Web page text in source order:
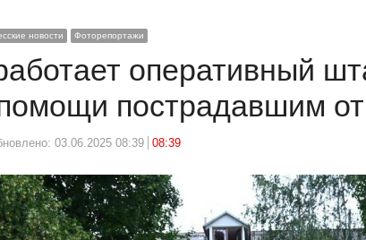
новости Фоторепортажи
оперативный
пострадавшим
03.06.2025 08:39 08:39